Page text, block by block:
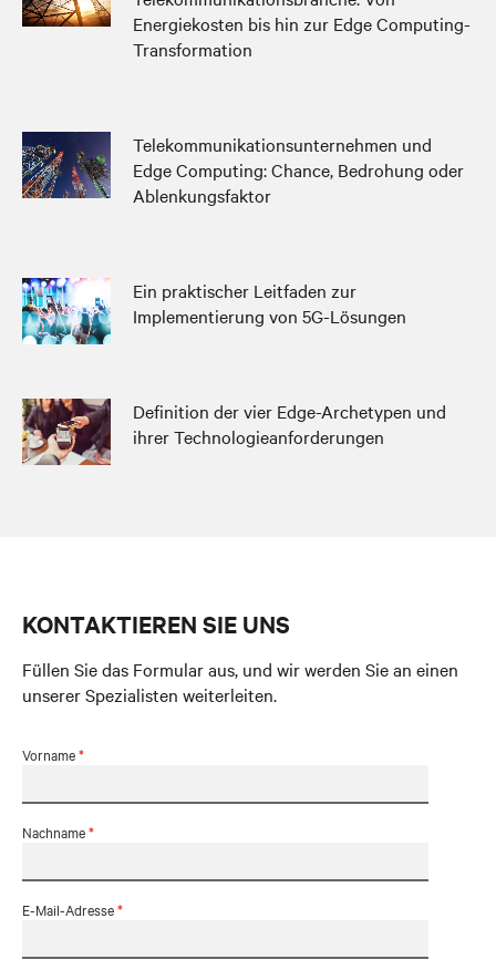
Energiekosten bis hin zur Edge Computing-
Transformation
Telekommunikationsunternehmen und
Edge Computing: Chance, Bedrohung oder
Ablenkungsfaktor
Ein praktischer Leitfaden zur
Implementierung von 5G-Lösungen
Definition der vier Edge-Archetypen und
ihrer Technologieanforderungen
KONTAKTIEREN SIE UNS
Füllen Sie das Formular aus, und wir werden Sie an einen
unserer Spezialisten weiterleiten.
Vorname*
Nachname*
E-Mail-Adresse*